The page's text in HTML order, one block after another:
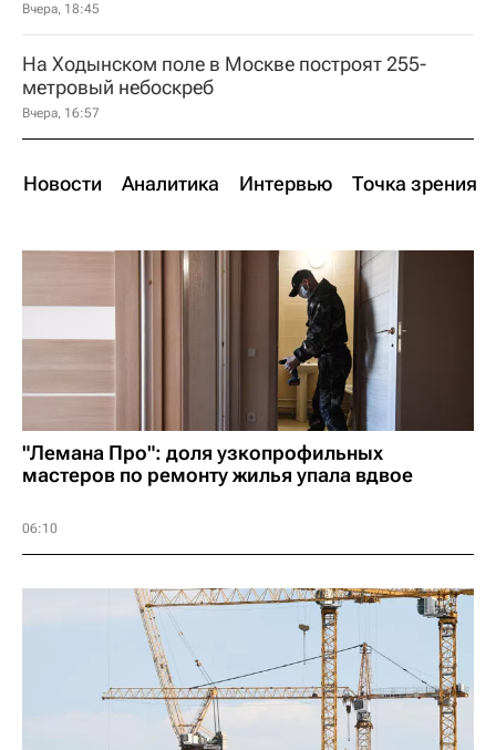
Вчера, 18:45
На Ходынском поле в Москве построят 255-
метровый небоскреб
Вчера, 16:57
Новости Аналитика Интервью Точка зрения
"Лемана Про": доля узкопрофильных
мастеров по ремонту жилья упала вдвое
06:10